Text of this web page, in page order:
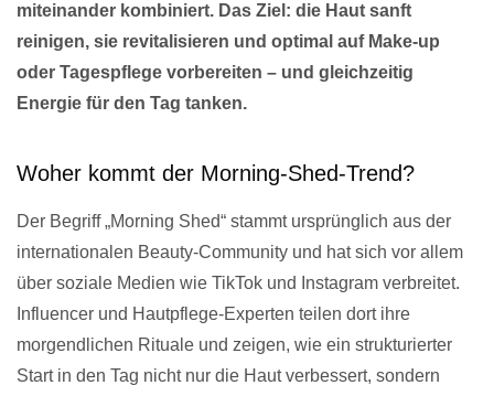
miteinander kombiniert. Das Ziel: die Haut sanft
reinigen, sie revitalisieren und optimal auf Make-up
oder Tagespflege vorbereiten – und gleichzeitig
Energie für den Tag tanken.
Woher kommt der Morning-Shed-Trend?
Der Begriff „Morning Shed“ stammt ursprünglich aus der
internationalen Beauty-Community und hat sich vor allem
über soziale Medien wie TikTok und Instagram verbreitet.
Influencer und Hautpflege-Experten teilen dort ihre
morgendlichen Rituale und zeigen, wie ein strukturierter
Start in den Tag nicht nur die Haut verbessert, sondern